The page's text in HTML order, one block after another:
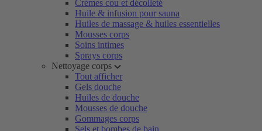
Crèmes cou et décolleté
Huile & infusion pour sauna
Huiles de massage & huiles essentielles
Mousses corps
Soins intimes
Sprays corps
Nettoyage corps
Tout afficher
Gels douche
Huiles de douche
Mousses de douche
Gommages corps
Sels et bombes de bain